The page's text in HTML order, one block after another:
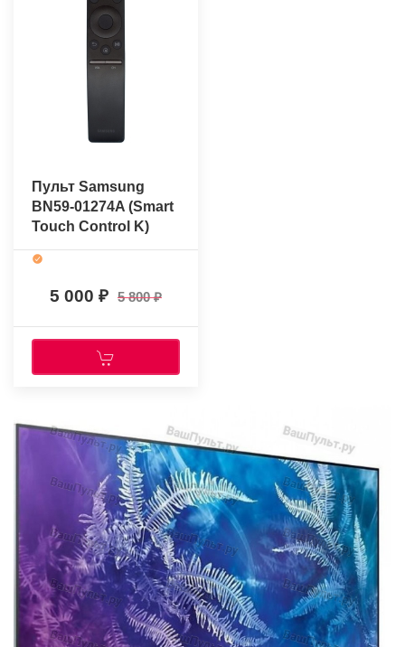
Пульт Samsung
BN59-01274A (Smart
Touch Control K)
(оригинальный)
5 000 5 800